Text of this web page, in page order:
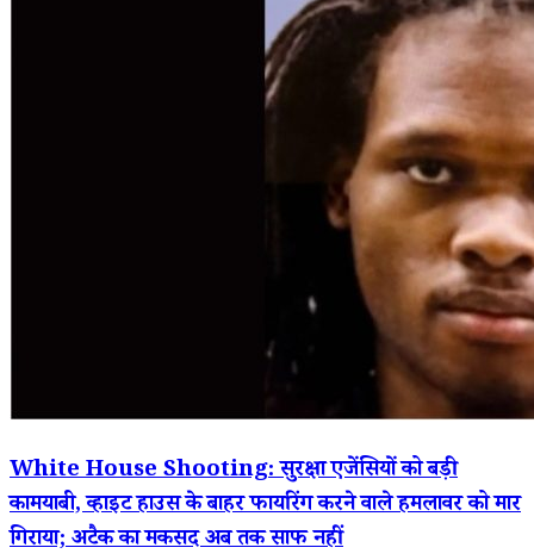
White House Shooting: सुरक्षा एजेंसियों को बड़ी
कामयाबी, व्हाइट हाउस के बाहर फायरिंग करने वाले हमलावर को मार
गिराया; अटैक का मकसद अब तक साफ नहीं